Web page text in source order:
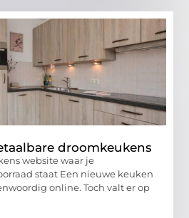
droomkeukens
website waar je
staat Een nieuwe keuken
online. Toch valt er op